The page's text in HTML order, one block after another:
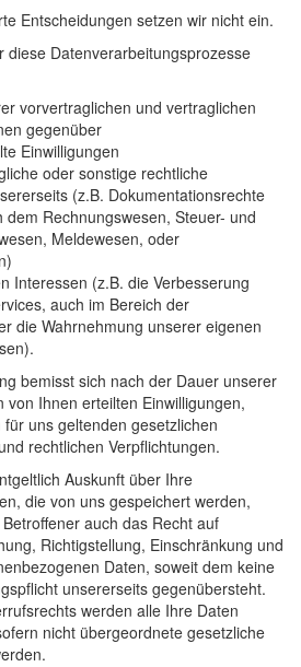
Entscheidungen setzen wir nicht ein.
diese Datenverarbeitungsprozesse
vorvertraglichen und vertraglichen
gegenüber
Einwilligungen
oder sonstige rechtliche
(z.B. Dokumentationsrechte
dem Rechnungswesen, Steuer- und
Meldewesen, oder
Interessen (z.B. die Verbesserung
auch im Bereich der
die Wahrnehmung unserer eigenen
bemisst sich nach der Dauer unserer
von Ihnen erteilten Einwilligungen,
uns geltenden gesetzlichen
rechtlichen Verpflichtungen.
Auskunft über Ihre
die von uns gespeichert werden,
auch das Recht auf
Richtigstellung, Einschränkung und
Daten, soweit dem keine
unsererseits gegenübersteht.
werden alle Ihre Daten
nicht übergeordnete gesetzliche